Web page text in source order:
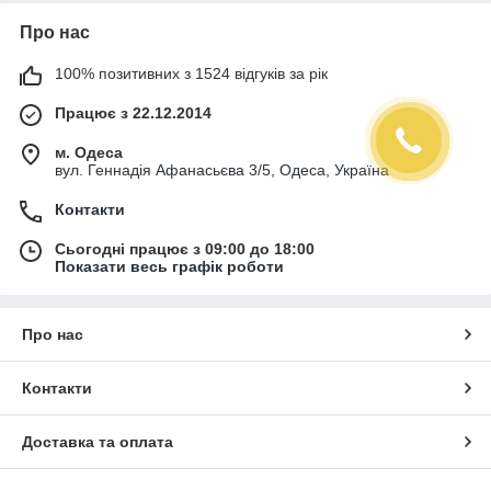
Про нас
100% позитивних з 1524 відгуків за рік
Працює з 22.12.2014
м. Одеса
вул. Геннадія Афанасьєва 3/5, Одеса, Україна
Контакти
Сьогодні працює з 09:00 до 18:00
Показати весь графік роботи
Про нас
Контакти
Доставка та оплата